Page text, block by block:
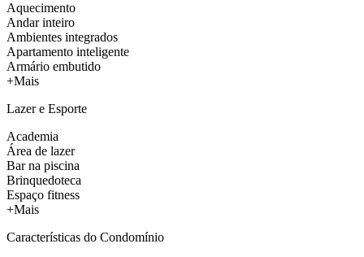
Aquecimento
Andar inteiro
Ambientes integrados
Apartamento inteligente
Armário embutido
+Mais
Lazer e Esporte
Academia
Área de lazer
Bar na piscina
Brinquedoteca
Espaço fitness
+Mais
Características do Condomínio